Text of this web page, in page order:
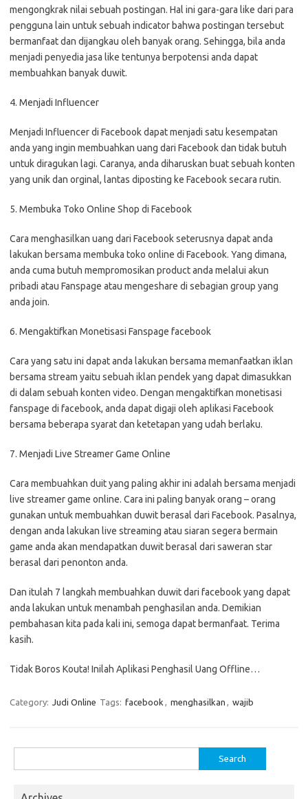
mengongkrak nilai sebuah postingan. Hal ini gara-gara like dari para
pengguna lain untuk sebuah indicator bahwa postingan tersebut
bermanfaat dan dijangkau oleh banyak orang. Sehingga, bila anda
menjadi penyedia jasa like tentunya berpotensi anda dapat
membuahkan banyak duwit.
4. Menjadi Influencer
Menjadi Influencer di Facebook dapat menjadi satu kesempatan
anda yang ingin membuahkan uang dari Facebook dan tidak butuh
untuk diragukan lagi. Caranya, anda diharuskan buat sebuah konten
yang unik dan orginal, lantas diposting ke Facebook secara rutin.
5. Membuka Toko Online Shop di Facebook
Cara menghasilkan uang dari Facebook seterusnya dapat anda
lakukan bersama membuka toko online di Facebook. Yang dimana,
anda cuma butuh mempromosikan product anda melalui akun
pribadi atau Fanspage atau mengeshare di sebagian group yang
anda join.
6. Mengaktifkan Monetisasi Fanspage facebook
Cara yang satu ini dapat anda lakukan bersama memanfaatkan iklan
bersama stream yaitu sebuah iklan pendek yang dapat dimasukkan
di dalam sebuah konten video. Dengan mengaktifkan monetisasi
fanspage di facebook, anda dapat digaji oleh aplikasi Facebook
bersama beberapa syarat dan ketetapan yang udah berlaku.
7. Menjadi Live Streamer Game Online
Cara membuahkan duit yang paling akhir ini adalah bersama menjadi
live streamer game online. Cara ini paling banyak orang – orang
gunakan untuk membuahkan duwit berasal dari Facebook. Pasalnya,
dengan anda lakukan live streaming atau siaran segera bermain
game anda akan mendapatkan duwit berasal dari saweran star
berasal dari penonton anda.
Dan itulah 7 langkah membuahkan duwit dari facebook yang dapat
anda lakukan untuk menambah penghasilan anda. Demikian
pembahasan kita pada kali ini, semoga dapat bermanfaat. Terima
kasih.
Tidak Boros Kouta! Inilah Aplikasi Penghasil Uang Offline…
Category: Judi Online Tags: facebook , menghasilkan , wajib
for: